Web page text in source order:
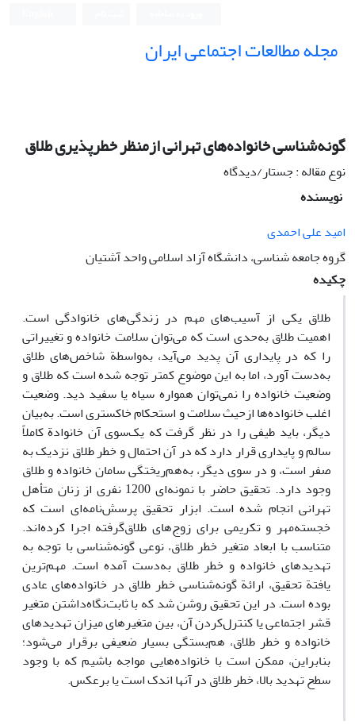
مجله مطالعات اجتماعی ایران
گونه‌شناسی خانواده‌های تهرانی ازمنظر خطرپذیری طلاق
نوع مقاله : جستار/دیدگاه
نویسنده
امید علی‌ احمدی
گروه جامعه شناسی، دانشگاه آزاد اسلامی واحد آشتیان
چکیده
طلاق یکی از آسیب‌های مهم در زندگی‌های خانوادگی است.
اهمیت طلاق به‌حدی است که می‌توان سلامت خانواده و تغییراتی
را که در پایداری آن پدید می‌آید، به‌واسطة شاخص‌های طلاق
به‌دست آورد، اما به این موضوع کمتر توجه شده است که طلاق و
وضعیت خانواده را نمی‌توان همواره سیاه یا سفید دید. وضعیت
اغلب خانواده‌ها ازحیث سلامت و استحکام خاکستری است. به‌بیان
دیگر، باید طیفی را در نظر گرفت که یک‌سوی آن خانوادة کاملاً
سالم و پایداری قرار دارد که در آن احتمال و خطر طلاق نزدیک به
صفر است، و در سوی دیگر، به‌هم‌ریختگی سامان خانواده و طلاق
وجود دارد. تحقیق حاضر با نمونه‌ای 1200 نفری از زنان متأهل
تهرانی انجام شده است. ابزار تحقیق پرسش‌نامه‌ای است که
خجسته‌مهر و تکریمی برای زوج‌های طلاق‌گرفته اجرا کرده‌اند.
متناسب با ابعاد متغیر خطر طلاق، نوعی گونه‌شناسی با توجه به
تهدیدهای خانواده و خطر طلاق به‌دست آمده است. مهم‌ترین
یافتة تحقیق، ارائة گونه‌شناسی خطر طلاق در خانواده‌های عادی
بوده است. در این تحقیق روشن شد که با ثابت‌نگاه‌داشتن متغیر
قشر اجتماعی یا کنترل‌کردن آن، بین متغیرهای میزان تهدیدهای
خانواده و خطر طلاق، هم‌بستگی بسیار ضعیفی برقرار می‌شود؛
بنابراین، ممکن است با خانواده‌هایی مواجه باشیم که با وجود
سطح تهدید بالا، خطر طلاق در آنها اندک است یا برعکس.